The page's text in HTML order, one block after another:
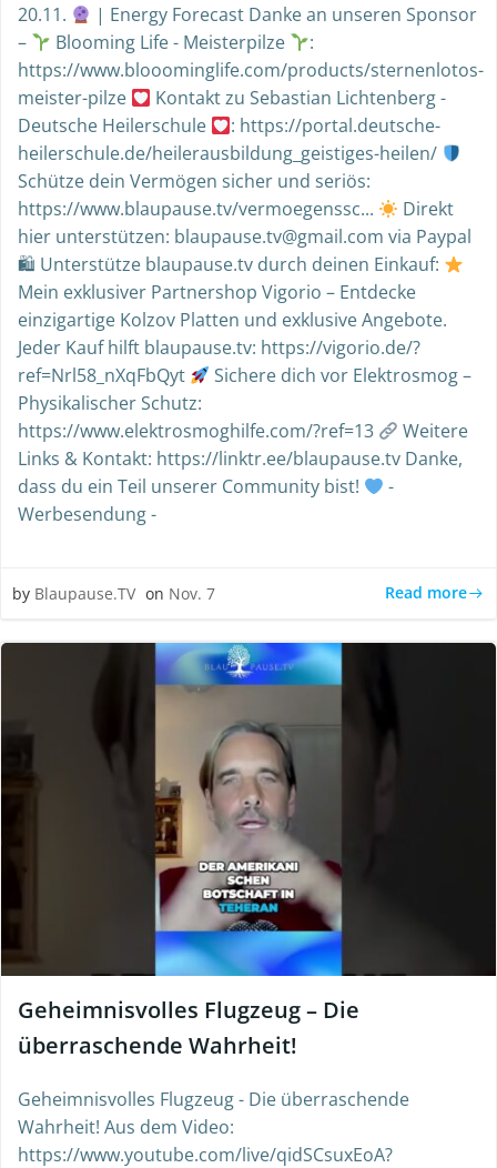
20.11.
| Energy Forecast Danke an unseren Sponsor
–
Blooming Life - Meisterpilze
:
https://www.blooominglife.com/products/sternenlotos-
meister-pilze
Kontakt zu Sebastian Lichtenberg -
Deutsche Heilerschule
: https://portal.deutsche-
heilerschule.de/heilerausbildung_geistiges-heilen/
Schütze dein Vermögen sicher und seriös:
https://www.blaupause.tv/vermoegenssc...
Direkt
hier unterstützen: blaupause.tv@gmail.com via Paypal
🛍 Unterstütze blaupause.tv durch deinen Einkauf:
Mein exklusiver Partnershop Vigorio – Entdecke
einzigartige Kolzov Platten und exklusive Angebote.
Jeder Kauf hilft blaupause.tv: https://vigorio.de/?
ref=Nrl58_nXqFbQyt
Sichere dich vor Elektrosmog –
Physikalischer Schutz:
https://www.elektrosmoghilfe.com/?ref=13
Weitere
Links & Kontakt: https://linktr.ee/blaupause.tv Danke,
dass du ein Teil unserer Community bist!
-
Werbesendung -
by Blaupause.TV on Nov. 7 Read more
Geheimnisvolles Flugzeug – Die
überraschende Wahrheit!
Geheimnisvolles Flugzeug - Die überraschende
Wahrheit! Aus dem Video:
https://www.youtube.com/live/qidSCsuxEoA?